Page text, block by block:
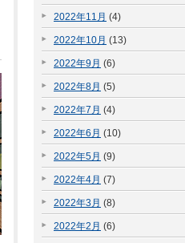
2022年11月 (4)
2022年10月 (13)
2022年9月 (6)
2022年8月 (5)
2022年7月 (4)
2022年6月 (10)
2022年5月 (9)
2022年4月 (7)
2022年3月 (8)
2022年2月 (6)